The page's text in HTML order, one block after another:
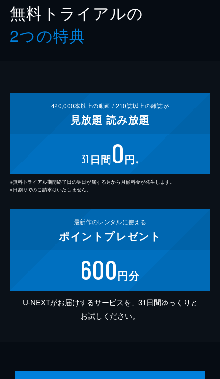
無料トライアルの
2つの特典
420,000本以上の動画 /210誌以上の雑誌が
見放題 読み放題
31 日間0円 ※
※無料トライアル期間終了日の翌日が属する月から月額料金が発生します。
※日割りでのご請求はいたしません。
最新作のレンタルに使える
ポイント プレゼント
600円分
U-NEXTがお届けするサービスを、31日間ゆっくりと
お試しください。